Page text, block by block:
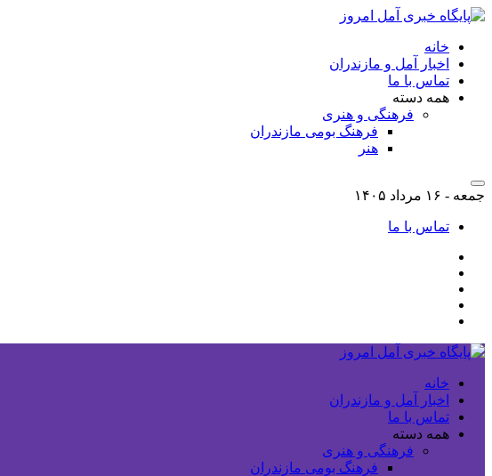
خانه
اخبار آمل و مازندران
تماس با ما
همه دسته
فرهنگی و هنری
فرهنگ بومی مازندران
هنر
جمعه - ۱۶ مرداد ۱۴۰۵
تماس با ما
خانه
اخبار آمل و مازندران
تماس با ما
همه دسته
فرهنگی و هنری
فرهنگ بومی مازندران